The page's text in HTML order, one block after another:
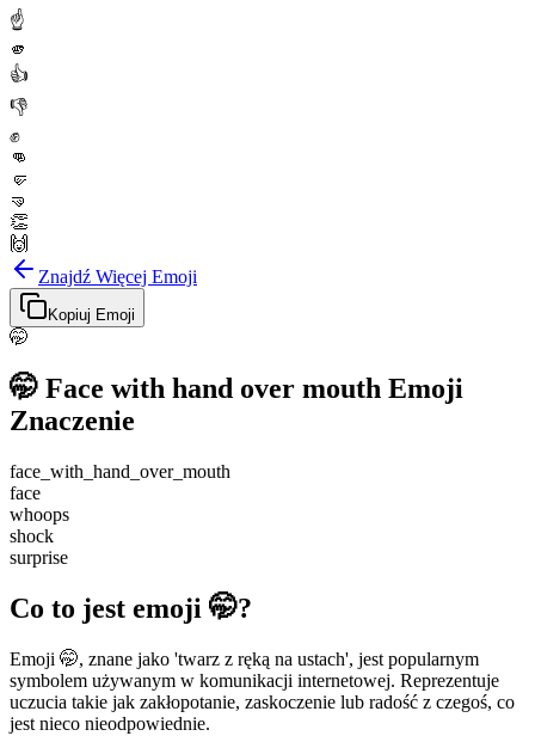
☝️
🫵
👍
👎
✊
👊
🤛
🤜
👏
🙌
Znajdź Więcej Emoji
Kopiuj Emoji
🤭
🤭 Face with hand over mouth Emoji
Znaczenie
face_with_hand_over_mouth
face
whoops
shock
surprise
Co to jest emoji 🤭?
Emoji 🤭, znane jako 'twarz z ręką na ustach', jest popularnym
symbolem używanym w komunikacji internetowej. Reprezentuje
uczucia takie jak zakłopotanie, zaskoczenie lub radość z czegoś, co
jest nieco nieodpowiednie.